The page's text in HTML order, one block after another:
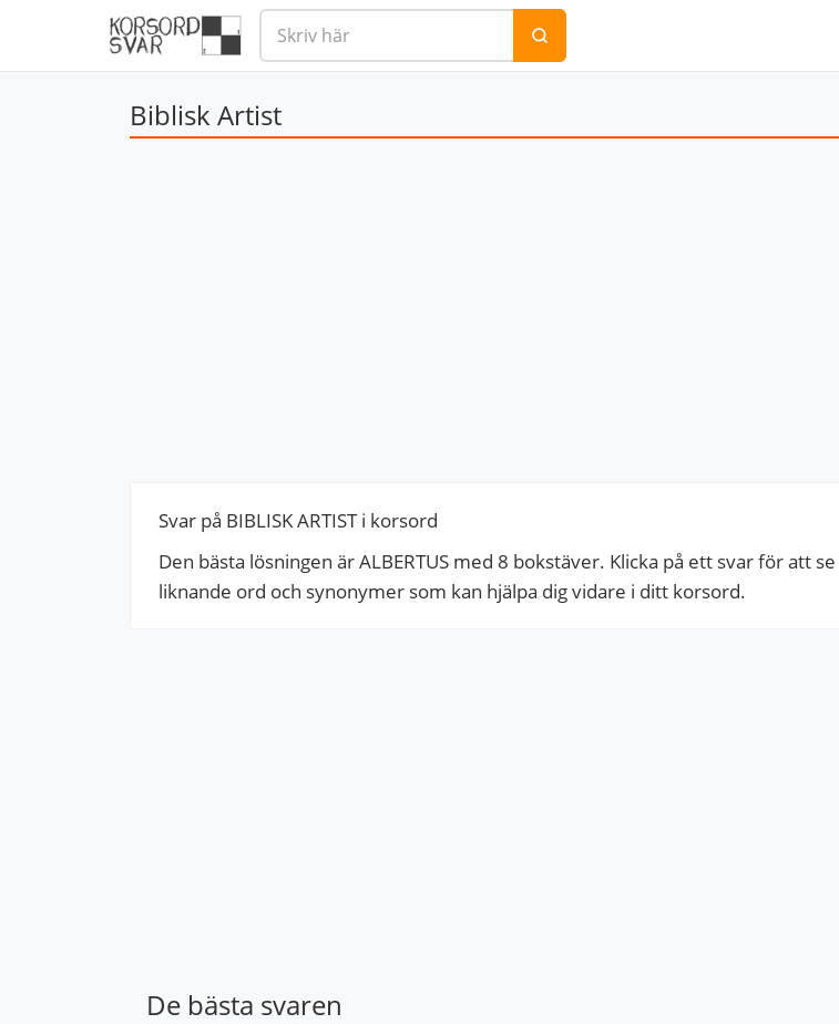
Biblisk Artist
Svar på BIBLISK ARTIST i korsord
Den bästa lösningen är ALBERTUS med 8 bokstäver. Klicka på ett svar för att se
liknande ord och synonymer som kan hjälpa dig vidare i ditt korsord.
De bästa svaren